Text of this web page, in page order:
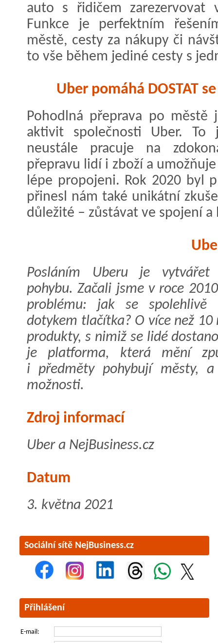
auto s řidičem zarezervovat
Funkce je perfektním
městě, cesty za nákupy či
to vše během jediné cesty s
Uber pomáhá DOSTAT
Pohodlná přeprava po městě
aktivit společnosti Uber.
neustále pracuje na
přepravu lidí i zboží a
lépe propojeni. Rok 2020 byl
přinesl nám také unikátní
důležité – zůstávat ve spojení
Posláním Uberu je vytvářet
pohybu. Začali jsme v roce
problému: jak se spolehlivě
dotykem tlačítka? O více než
produkty, s nimiž se lidé
je platforma, která mění
i předměty pohybují městy,
možnosti.
Zdroj informací
Uber a NejBusiness.cz
Datum
3. května 2021
Sociální sítě NejBusiness.cz
Přihlášení
E-mail: